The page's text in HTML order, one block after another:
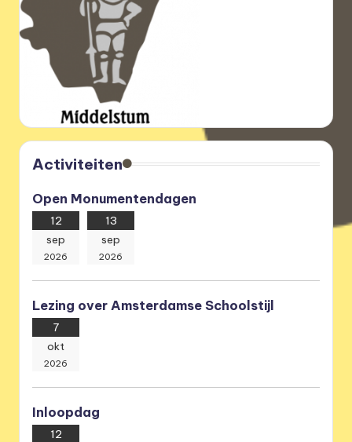
Activiteiten
Open Monumentendagen
12
sep
2026
13
sep
2026
Lezing over Amsterdamse Schoolstijl
7
okt
2026
Inloopdag
12